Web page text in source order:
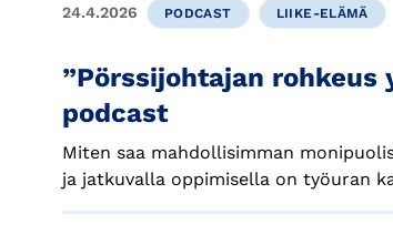
24.4.2026 PODCAST LIIKE-ELÄMÄ
”Pörssijohtajan
podcast
Miten saa mahdollisimman
ja jatkuvalla oppimisella on työuran